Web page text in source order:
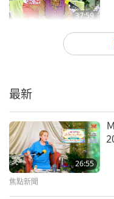
做，警察也會恭敬地
你們懂的，對嗎？
產。我們要感謝他們
靈性的法脈，讓我們
界。是，確實如是。
但是法脈並非一直留
此，它傳到耶路撒冷
37:59
最新
26:55
焦點新聞